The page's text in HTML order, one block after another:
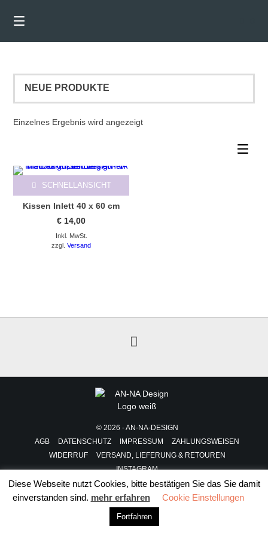
Inhalt
Einzelnes Ergebnis wird angezeigt
SCHNELLANSICHT
Kissen Inlett 40 x 60 cm
€ 14,00
Inkl. MwSt.
zzgl.Versand
© 2026 - AN-NA-DESIGN
AGB
DATENSCHUTZ IMPRESSUM
ZAHLUNGSWEISEN
WIDERRUF
VERSAND, LIEFERUNG & RETOUREN
INSTAGRAM
Diese Webseite nutzt Cookies, bitte bestätigen Sie das Sie damit
einverstanden sind. mehr erfahren Cookie Einstellungen
Fortfahren
VERTRAG WIDERRUFEN